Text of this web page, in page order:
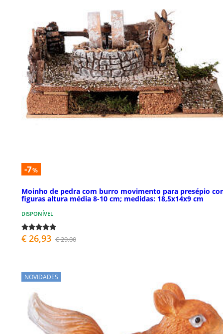
-7%
Moinho de pedra com burro movimento para presépio
figuras altura média 8-10 cm; medidas: 18,5x14x9 cm
DISPONÍVEL
€ 26,93 € 29,00
NOVIDADES